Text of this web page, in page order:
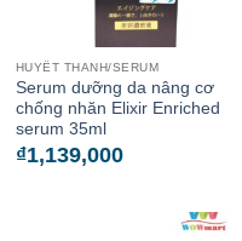
HUYẾT THANH/SERUM
Serum dưỡng da nâng cơ
chống nhăn Elixir Enriched
serum 35ml
₫1,139,000